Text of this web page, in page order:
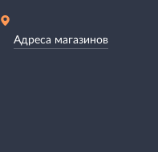
Адреса магазинов